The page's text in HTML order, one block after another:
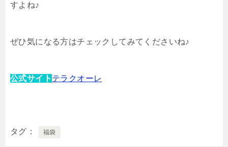
すよね♪
ぜひ気になる方はチェックしてみてくださいね♪
公式サイト テラクオーレ
タグ 福袋